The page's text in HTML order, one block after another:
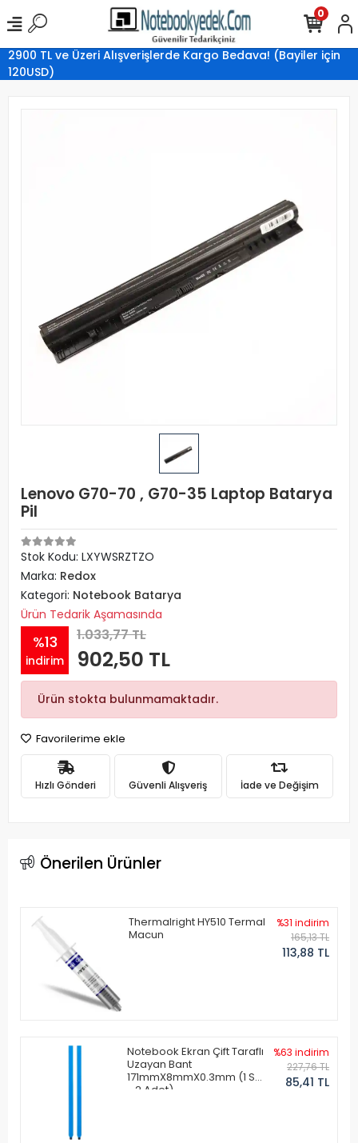
2900 TL ve Üzeri Alışverişlerde Kargo Bedava! (Bayiler için
120USD)
0
Lenovo G70-70 , G70-35 Laptop Batarya
Pil
Stok Kodu: LXYWSRZTZO
Marka: Redox
Kategori: Notebook Batarya
Ürün Tedarik Aşamasında
%13
indirim
1.033,77 TL
902,50 TL
Ürün stokta bulunmamaktadır.
Favorilerime ekle
Hızlı Gönderi Güvenli Alışveriş İade ve Değişim
Önerilen Ürünler
Thermalright HY510 Termal
Macun
%31 indirim
165,13 TL
113,88 TL
Notebook Ekran Çift Taraflı
Uzayan Bant
171mmX8mmX0.3mm (1 Set
- 2 Adet)
%63 indirim
227,76 TL
85,41 TL